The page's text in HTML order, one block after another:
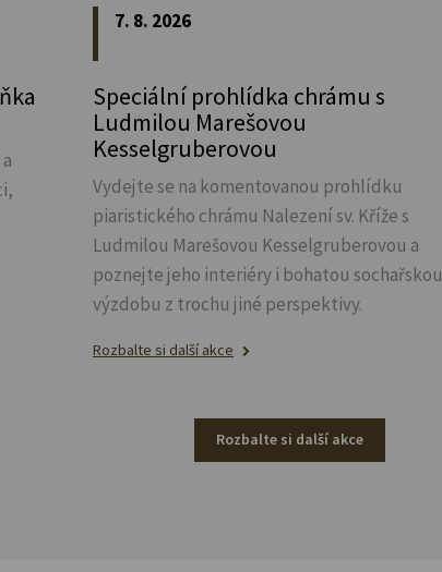
7. 8. 2026
Speciální prohlídka chrámu s
Ludmilou Marešovou
Kesselgruberovou
Vydejte se na komentovanou prohlídku
piaristického chrámu Nalezení sv. Kříže s
Ludmilou Marešovou Kesselgruberovou a
poznejte jeho interiéry i bohatou sochařskou
výzdobu z trochu jiné perspektivy.
Rozbalte si další akce
Rozbalte si další akce